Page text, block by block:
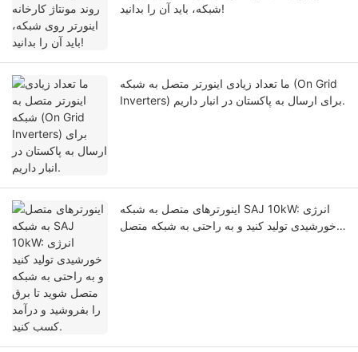
شبکه، باید آن را بدانید!
ما تعداد زیادی اینورتر متصل به شبکه (On Grid
Inverters) برای ارسال به پاکستان در انبار داریم.
اینورترهای متصل به شبکه SAJ 10kW: انرژی
خورشیدی تولید کنید و به راحتی به شبکه متصل